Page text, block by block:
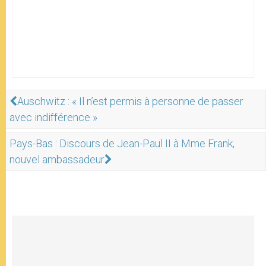
Auschwitz : « Il n’est permis à personne de passer
avec indifférence »
Pays-Bas : Discours de Jean-Paul II à Mme Frank,
nouvel ambassadeur